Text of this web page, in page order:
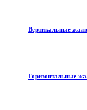
Вертикальные
Горизонтальные